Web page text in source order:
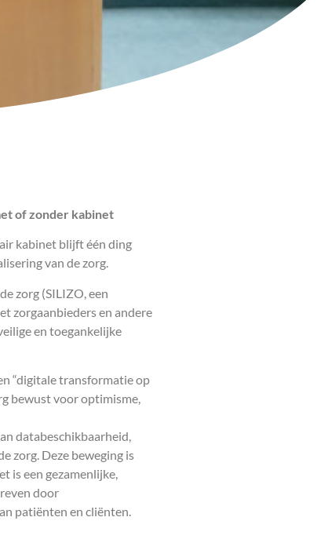
of zonder kabinet
kabinet blijft één ding
van de zorg.
zorg (SILIZO, een
zorgaanbieders en andere
en toegankelijke
“digitale transformatie op
bewust voor optimisme,
databeschikbaarheid,
zorg. Deze beweging is
is een gezamenlijke,
door
patiënten en cliënten.